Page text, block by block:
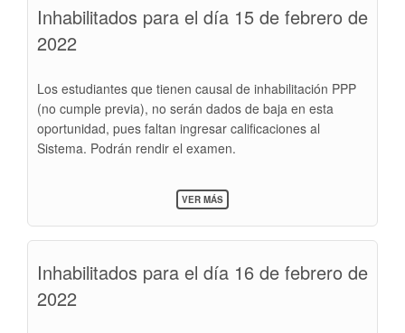
FEBRERO
Inhabilitados para el día 15 de febrero de
2022
Los estudiantes que tienen causal de inhabilitación PPP
(no cumple previa), no serán dados de baja en esta
oportunidad, pues faltan ingresar calificaciones al
Sistema. Podrán rendir el examen.
VER MÁSSOBRE
INHABILITADOS
DE
Inhabilitados para el día 16 de febrero de
2022